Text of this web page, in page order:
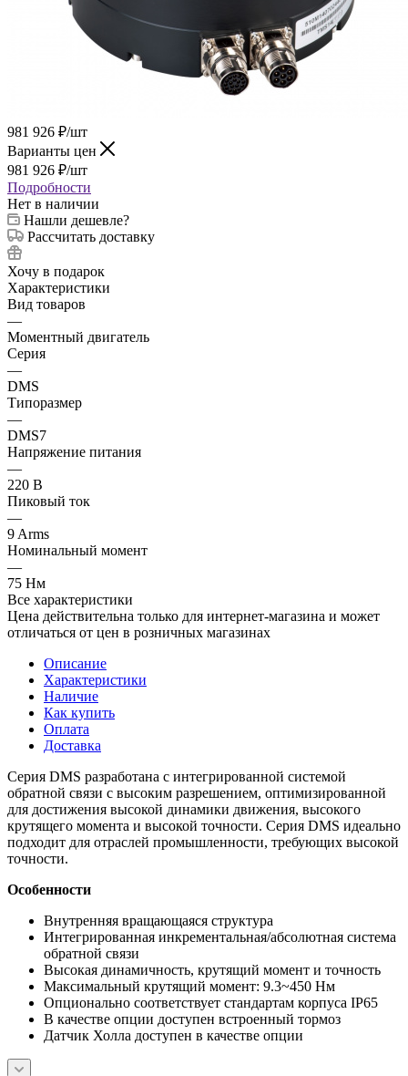
981 926 ₽/шт
Варианты цен
981 926 ₽/шт
Подробности
Нет в наличии
Нашли дешевле?
Рассчитать доставку
Хочу в подарок
Характеристики
Вид товаров
—
Моментный двигатель
Серия
—
DMS
Типоразмер
—
DMS7
Напряжение питания
—
220 В
Пиковый ток
—
9 Arms
Номинальный момент
—
75 Нм
Все характеристики
Цена действительна только для интернет-магазина и может
отличаться от цен в розничных магазинах
Описание
Характеристики
Наличие
Как купить
Оплата
Доставка
Серия DMS разработана с интегрированной системой
обратной связи с высоким разрешением, оптимизированной
для достижения высокой динамики движения, высокого
крутящего момента и высокой точности. Серия DMS идеально
подходит для отраслей промышленности, требующих высокой
точности.
Особенности
Внутренняя вращающаяся структура
Интегрированная инкрементальная/абсолютная система
обратной связи
Высокая динамичность, крутящий момент и точность
Максимальный крутящий момент: 9.3~450 Нм
Опционально соответствует стандартам корпуса IP65
В качестве опции доступен встроенный тормоз
Датчик Холла доступен в качестве опции